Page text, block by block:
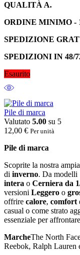
QUALITÀ A.
ORDINE MINIMO -
SPEDIZIONE
SPEDIZIONI IN 48/
Esaurito
Pile di marca
Valutato 5.00 su 5
12,00 € Per unità
Pile di marca
Scoprite la nostra
di inverno. Da modelli
intera o Cerniera da
versioni Leggero o
offrire calore, comfort
casual o come strato
essenziale per
MarcheThe North
Reebok, Ralph Lauren